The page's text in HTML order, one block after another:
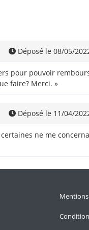
Déposé le 08/05/
pour pouvoir
faire? Merci. »
Déposé le 11/04/
ne me